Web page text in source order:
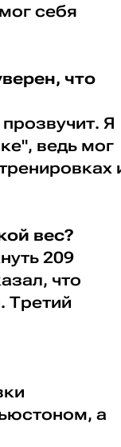
себя
что
Я
ведь мог
вес?
209
что
Третий
а